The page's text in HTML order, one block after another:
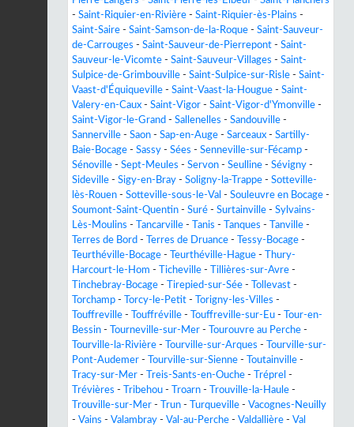
- Saint-Riquier-en-Rivière - Saint-Riquier-ès-Plains -
Saint-Saire - Saint-Samson-de-la-Roque - Saint-Sauveur-
de-Carrouges - Saint-Sauveur-de-Pierrepont - Saint-
Sauveur-le-Vicomte - Saint-Sauveur-Villages - Saint-
Sulpice-de-Grimbouville - Saint-Sulpice-sur-Risle - Saint-
Vaast-d'Équiqueville - Saint-Vaast-la-Hougue - Saint-
Valery-en-Caux - Saint-Vigor - Saint-Vigor-d'Ymonville -
Saint-Vigor-le-Grand - Sallenelles - Sandouville -
Sannerville - Saon - Sap-en-Auge - Sarceaux - Sartilly-
Baie-Bocage - Sassy - Sées - Senneville-sur-Fécamp -
Sénoville - Sept-Meules - Servon - Seulline - Sévigny -
Sideville - Sigy-en-Bray - Soligny-la-Trappe - Sotteville-
lès-Rouen - Sotteville-sous-le-Val - Souleuvre en Bocage -
Soumont-Saint-Quentin - Suré - Surtainville - Sylvains-
Lès-Moulins - Tancarville - Tanis - Tanques - Tanville -
Terres de Bord - Terres de Druance - Tessy-Bocage -
Teurthéville-Bocage - Teurthéville-Hague -
Thury-
Harcourt-le-Hom - Ticheville - Tillières-sur-Avre -
Tinchebray-Bocage - Tirepied-sur-Sée - Tollevast -
Torchamp - Torcy-le-Petit - Torigny-les-Villes -
Touffreville - Touffréville - Touffreville-sur-Eu -
Tour-en-
Bessin - Tourneville-sur-Mer - Tourouvre au Perche -
Tourville-la-Rivière - Tourville-sur-Arques -
Tourville-sur-
Pont-Audemer - Tourville-sur-Sienne - Toutainville -
Tracy-sur-Mer - Treis-Sants-en-Ouche - Tréprel -
Trévières - Tribehou - Troarn - Trouville-la-Haule -
Trouville-sur-Mer - Trun - Turqueville - Vacognes-Neuilly
- Vains - Valambray - Val-au-Perche - Valdallière - Val